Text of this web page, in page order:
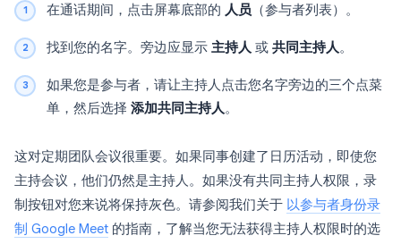
在通话期间，点击屏幕底部的 人员 （参与者列表）。
找到您的名字。旁边应显示 主持人 或 共同主持人。
如果您是参与者，请让主持人点击您名字旁边的三个点菜
单，然后选择 添加共同主持人。
这对定期团队会议很重要。如果同事创建了日历活动，即使您
主持会议，他们仍然是主持人。如果没有共同主持人权限，录
制按钮对您来说将保持灰色。请参阅我们关于 以参与者身份录
制 Google Meet 的指南，了解当您无法获得主持人权限时的选